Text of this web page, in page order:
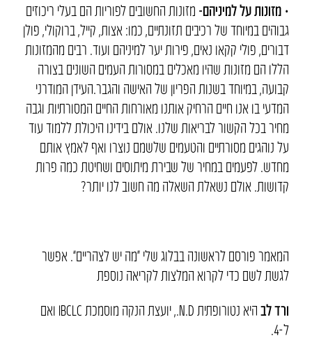
• מזונות על למיניהם- מזונות החשובים לפוריות הם בעלי ריכוזים
גבוהים במיוחד של רכיבים תזונתיים, כמו: אצות, קייל, ברוקולי, פולן
דבורים, פולי קקאו נאים, פירות יער למיניהם ועוד. רבים מהמזונות
הללו הם מזונות שהיו מאכלים במסורות העמים השונים בצורה
קבועה, במיוחד בשנות הפריון של האישה והגבר.העידן המודרני
המדעי בו אנו חיים הרחיק אותנו מאורחות החיים המסורתיות וגבה
מחיר בכל הקשור לבריאות שלנו. אולם בידינו היכולת ללמוד עוד
על נוהגים מסורתיים והטעמים שלשמם נוצרו ואף לאמץ אותם
מחדש. לפעמים במחיר של שבירת מיתוסים ושחיטת כמה פרות
קדושות. אולם נשאלת השאלה מה חשוב לנו יותר?
המאמר פורסם לראשונה בבלוג שלי “מה יש לצהריים”. אפשר
לגשת לשם כדי לקרוא המלצות לקריאה נוספת
ורד לב
היא נטורופתית N.D., יועצת הנקה מוסמכת IBCLC ואם
ל-4.